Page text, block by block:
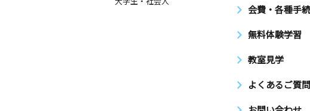
会費・各種手
無料体験学習
教室見学
よくあるご質問